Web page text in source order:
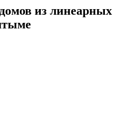
из линеарных